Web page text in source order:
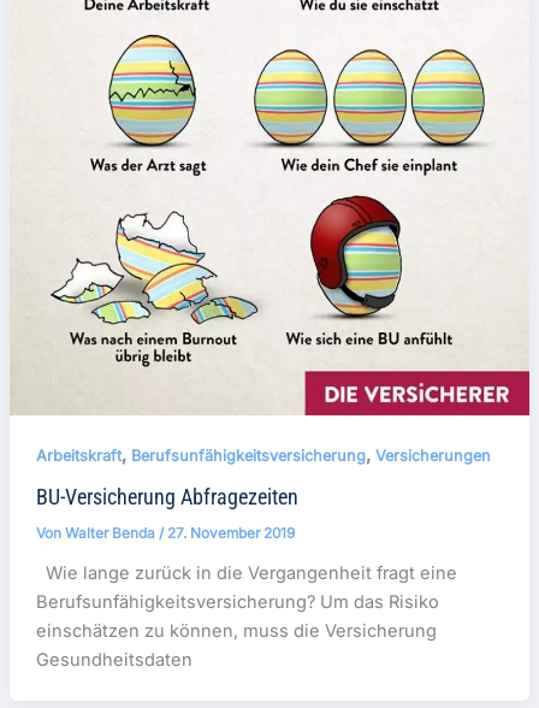
Arbeitskraft, Berufsunfähigkeitsversicherung, Versicherungen
BU-Versicherung Abfragezeiten
Von Walter Benda / 27. November 2019
Wie lange zurück in die Vergangenheit fragt eine
Berufsunfähigkeitsversicherung? Um das Risiko
einschätzen zu können, muss die Versicherung
Gesundheitsdaten